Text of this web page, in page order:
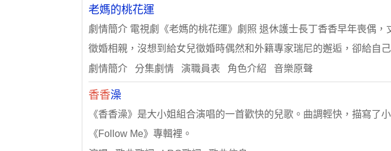
老媽的桃花運
劇情簡介 電視劇《老媽的桃花運》劇照 退休護士長丁香香早年喪偶
徵婚相親，沒想到給女兒徵婚時偶然和外籍專家瑞尼的邂逅，卻給自
劇情簡介 分集劇情 演職員表 角色介紹 音樂原聲
香香澡
《香香澡》是大小姐組合演唱的一首歡快的兒歌。曲調輕快，描寫
《Follow Me》專輯裡。